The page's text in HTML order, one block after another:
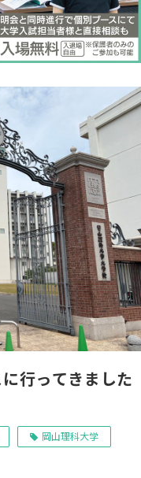
行ってきました
岡山理科大学